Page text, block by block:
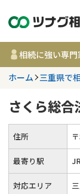
相続に強い専
ホーム 三重県で
さくら総合
住所 〒
最寄り駅
対応エリア